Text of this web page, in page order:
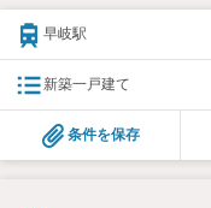
早岐駅
新築一戸建て
条件を保存